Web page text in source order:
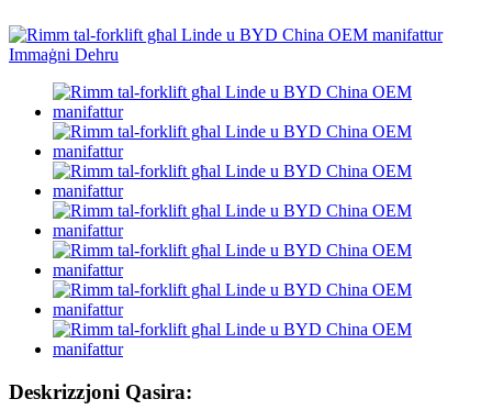
Deskrizzjoni Qasira: